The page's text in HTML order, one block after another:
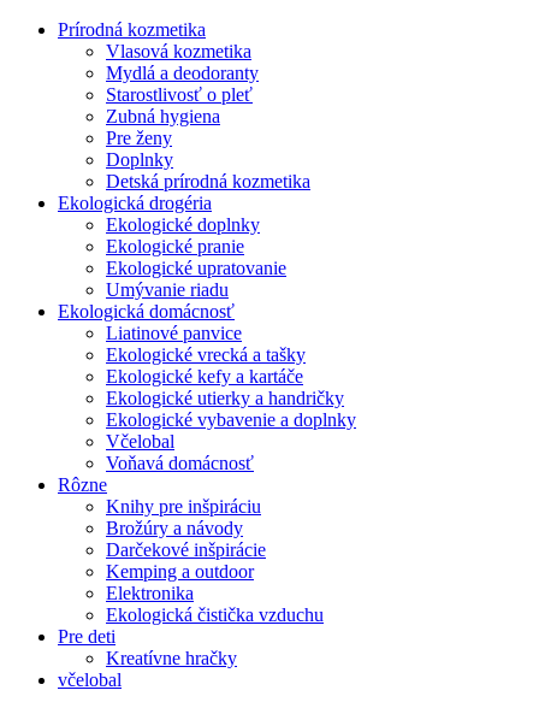
Prírodná kozmetika
Vlasová kozmetika
Mydlá a deodoranty
Starostlivosť o pleť
Zubná hygiena
Pre ženy
Doplnky
Detská prírodná kozmetika
Ekologická drogéria
Ekologické doplnky
Ekologické pranie
Ekologické upratovanie
Umývanie riadu
Ekologická domácnosť
Liatinové panvice
Ekologické vrecká a tašky
Ekologické kefy a kartáče
Ekologické utierky a handričky
Ekologické vybavenie a doplnky
Včelobal
Voňavá domácnosť
Rôzne
Knihy pre inšpiráciu
Brožúry a návody
Darčekové inšpirácie
Kemping a outdoor
Elektronika
Ekologická čistička vzduchu
Pre deti
Kreatívne hračky
včelobal